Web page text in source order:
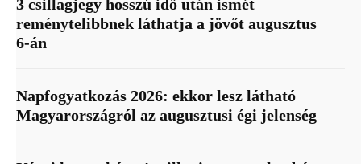
3 csillagjegy hosszú idő után ismét
reménytelibbnek láthatja a jövőt augusztus
6-án
Napfogyatkozás 2026: ekkor lesz látható
Magyarországról az augusztusi égi jelenség